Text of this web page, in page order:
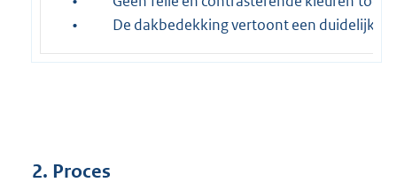
•
De dakbedekking vertoont een duidelijke
2. Proces